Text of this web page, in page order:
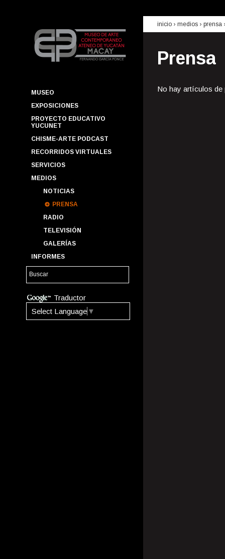
MUSEO
EXPOSICIONES
PROYECTO EDUCATIVO
YUCUNET
CHISME-ARTE PODCAST
RECORRIDOS VIRTUALES
SERVICIOS
MEDIOS
NOTICIAS
PRENSA
RADIO
TELEVISIÓN
GALERÍAS
INFORMES
Traductor
Select Language ▼
inicio › medios › prensa
Prensa
No hay artículos de